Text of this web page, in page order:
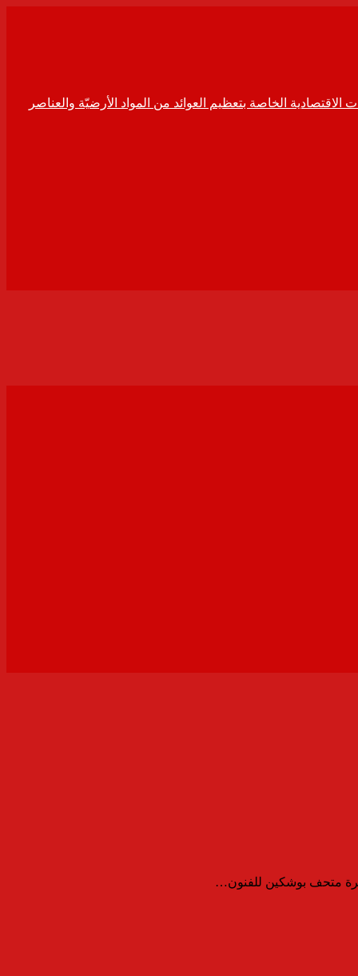
الخاصة بتعظيم العوائد من المواد الأرضيّة والعناصر
مديرة متحف بوشكين للفنون…